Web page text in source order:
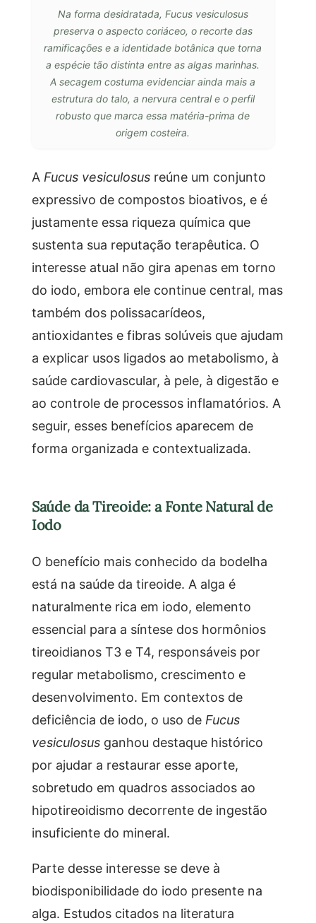
Na forma desidratada, Fucus vesiculosus
preserva o aspecto coriáceo, o recorte das
ramificações e a identidade botânica que torna
a espécie tão distinta entre as algas marinhas.
A secagem costuma evidenciar ainda mais a
estrutura do talo, a nervura central e o perfil
robusto que marca essa matéria-prima de
origem costeira.
A Fucus vesiculosusreúne um conjunto
expressivo de compostos bioativos, e é
justamente essa riqueza química que
sustenta sua reputação terapêutica. O
interesse atual não gira apenas em torno
do iodo, embora ele continue central, mas
também dos polissacarídeos,
antioxidantes e fibras solúveis que ajudam
a explicar usos ligados ao metabolismo, à
saúde cardiovascular, à pele, à digestão e
ao controle de processos inflamatórios. A
seguir, esses benefícios aparecem de
forma organizada e contextualizada.
Saúde da Tireoide: a Fonte Natural de
Iodo
O benefício mais conhecido da bodelha
está na saúde da tireoide. A alga é
naturalmente rica em iodo, elemento
essencial para a síntese dos hormônios
tireoidianos T3 e T4, responsáveis por
regular metabolismo, crescimento e
desenvolvimento. Em contextos de
deficiência de iodo, o uso de Fucus
vesiculosusganhou destaque histórico
por ajudar a restaurar esse aporte,
sobretudo em quadros associados ao
hipotireoidismo decorrente de ingestão
insuficiente do mineral.
Parte desse interesse se deve à
biodisponibilidade do iodo presente na
alga. Estudos citados na literatura